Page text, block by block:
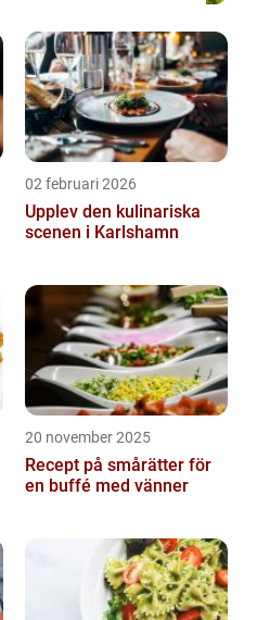
02 februari 2026
Upplev den kulinariska
scenen i Karlshamn
20 november 2025
Recept på smårätter för
en buffé med vänner